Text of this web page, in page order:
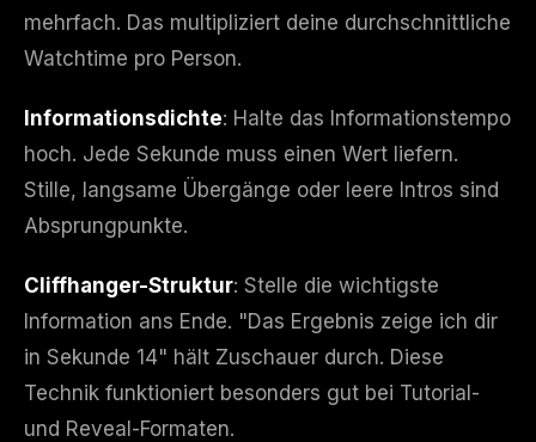
mehrfach. Das multipliziert deine durchschnittliche
Watchtime pro Person.
Informationsdichte: Halte das Informationstempo
hoch. Jede Sekunde muss einen Wert liefern.
Stille, langsame Übergänge oder leere Intros sind
Absprungpunkte.
Cliffhanger-Struktur: Stelle die wichtigste
Information ans Ende. "Das Ergebnis zeige ich dir
in Sekunde 14" hält Zuschauer durch. Diese
Technik funktioniert besonders gut bei Tutorial-
und Reveal-Formaten.